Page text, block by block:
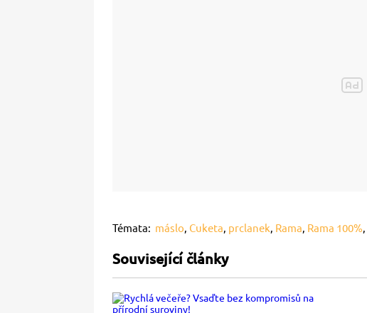
Témata: máslo, Cuketa, prclanek, Rama, Rama 100%,
Související články